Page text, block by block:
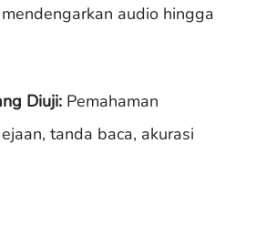
audio hingga
Diuji: Pemahaman
tanda baca, akurasi